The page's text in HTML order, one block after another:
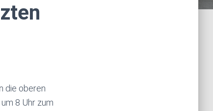
die oberen
8 Uhr zum